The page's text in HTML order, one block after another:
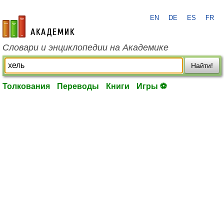
academic.ru
EN DE ES FR
Словари и энциклопедии на Академике
Найти!
Толкования Переводы Книги Игры ⚽